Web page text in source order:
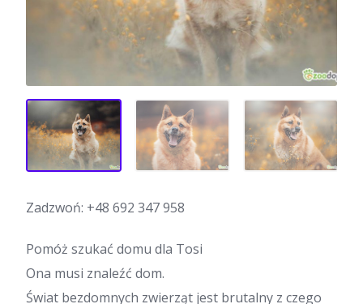
Zadzwoń: +48 692 347 958
Pomóż szukać domu dla Tosi
Ona musi znaleźć dom.
Świat bezdomnych zwierząt jest brutalny z czego